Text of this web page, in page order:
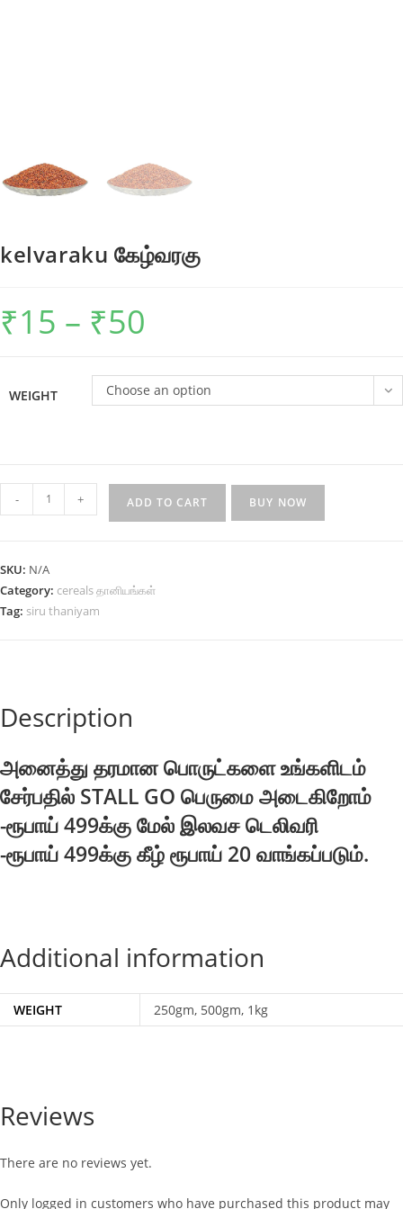
kelvaraku கேழ்வரகு
₹15 – ₹50
WEIGHT
Choose an option
kelvaraku
கேழ்வரகு
- + ADD TO CART BUY NOW
SKU: N/A
Category: cereals தானியங்கள்
Tag: siru thaniyam
Description
அனைத்து தரமான பொருட்களை உங்களிடம்
சேர்பதில் STALL GO பெருமை அடைகிறோம்
-ரூபாய் 499க்கு மேல் இலவச டெலிவரி
-ரூபாய் 499க்கு கீழ் ரூபாய் 20 வாங்கப்படும்.
Additional information
WEIGHT 250gm, 500gm, 1kg
Reviews
There are no reviews yet.
Only logged in customers who have purchased this product may